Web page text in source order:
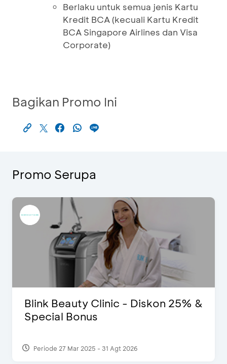
Berlaku untuk semua jenis Kartu
Kredit BCA (kecuali Kartu Kredit
BCA Singapore Airlines dan Visa
Corporate)
Bagikan Promo Ini
Promo Serupa
Blink Beauty Clinic - Diskon 25% &
Special Bonus
Periode 27 Mar 2025 - 31 Agt 2026